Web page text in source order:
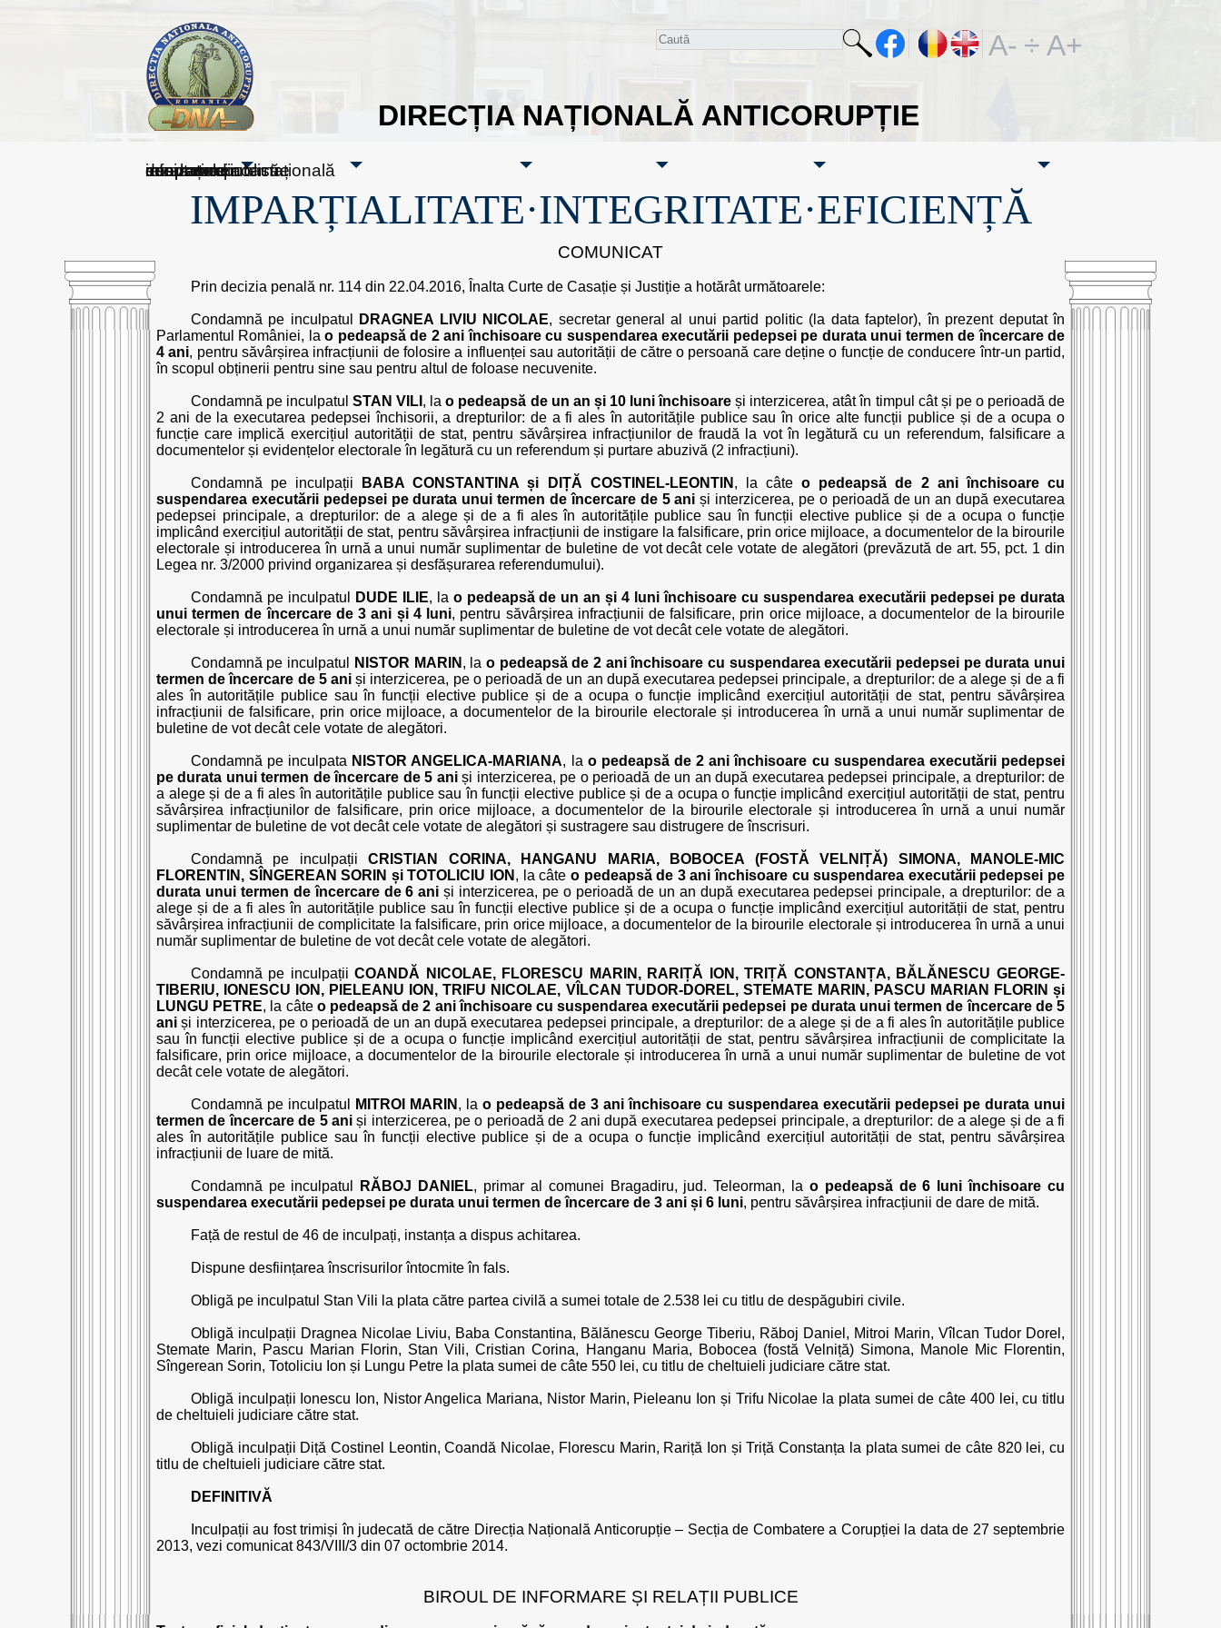
DIRECȚIA NAȚIONALĂ ANTICORUPȚIE
A- ÷ A+
sesizați-ne
despre noi
rezultatele noastre
mass media
informare publică
cooperare internațională
IMPARȚIALITATE·INTEGRITATE·EFICIENȚĂ
COMUNICAT
Prin decizia penală nr. 114 din 22.04.2016, Înalta Curte de Casație și Justiție a hotărât următoarele:
Condamnă pe inculpatul DRAGNEA LIVIU NICOLAE, secretar general al unui partid politic (la data faptelor), în prezent deputat în
Parlamentul României, lao pedeapsă de 2 ani închisoare cu suspendarea executării pedepsei pe durata unui termen de încercare de
4 ani, pentru săvârșirea infracțiunii de folosire a influenței sau autorității de către o persoană care deține o funcție de conducere într-un partid,
în scopul obținerii pentru sine sau pentru altul de foloase necuvenite.
Condamnă pe inculpatulSTAN VILI , lao pedeapsă de un an și 10 luni închisoare și interzicerea, atât în timpul cât și pe o perioadă de
2 ani de la executarea pedepsei închisorii, a drepturilor: de a fi ales în autoritățile publice sau în orice alte funcții publice și de a ocupa o
funcție care implică exercițiul autorității de stat, pentru săvârșirea infracțiunilor de fraudă la vot în legătură cu un referendum, falsificare a
documentelor și evidențelor electorale în legătură cu un referendum și purtare abuzivă (2 infracțiuni).
Condamnă pe inculpații BABA CONSTANTINA și DIȚĂ COSTINEL-LEONTIN , la câteo pedeapsă de 2 ani închisoare cu
suspendarea executării pedepsei pe durata unui termen de încercare de 5 ani și interzicerea, pe o perioadă de un an după executarea
pedepsei principale, a drepturilor: de a alege și de a fi ales în autoritățile publice sau în funcții elective publice și de a ocupa o funcție
implicând exercițiul autorității de stat, pentru săvârșirea infracțiunii de instigare la falsificare, prin orice mijloace, a documentelor de la birourile
electorale și introducerea în urnă a unui număr suplimentar de buletine de vot decât cele votate de alegători (prevăzută de art. 55, pct. 1 din
Legea nr. 3/2000 privind organizarea și desfășurarea referendumului).
Condamnă pe inculpatul DUDE ILIE, la o pedeapsă de un an și 4 luni închisoare cu suspendarea executării pedepsei pe durata
unui termen de încercare de 3 ani și 4 luni, pentru săvârșirea infracțiunii de falsificare, prin orice mijloace, a documentelor de la birourile
electorale și introducerea în urnă a unui număr suplimentar de buletine de vot decât cele votate de alegători.
Condamnă pe inculpatul NISTOR MARIN , la o pedeapsă de 2 ani închisoare cu suspendarea executării pedepsei pe durata unui
termen de încercare de 5 aniși interzicerea, pe o perioadă de un an după executarea pedepsei principale, a drepturilor: de a alege și de a fi
ales în autoritățile publice sau în funcții elective publice și de a ocupa o funcție implicând exercițiul autorității de stat, pentru săvârșirea
infracțiunii de falsificare, prin orice mijloace, a documentelor de la birourile electorale și introducerea în urnă a unui număr suplimentar de
buletine de vot decât cele votate de alegători.
Condamnă pe inculpata NISTOR ANGELICA-MARIANA, la o pedeapsă de 2 ani închisoare cu suspendarea executării pedepsei
pe durata unui termen de încercare de 5 aniși interzicerea, pe o perioadă de un an după executarea pedepsei principale, a drepturilor: de
a alege și de a fi ales în autoritățile publice sau în funcții elective publice și de a ocupa o funcție implicând exercițiul autorității de stat, pentru
săvârșirea infracțiunilor de falsificare, prin orice mijloace, a documentelor de la birourile electorale și introducerea în urnă a unui număr
suplimentar de buletine de vot decât cele votate de alegători și sustragere sau distrugere de înscrisuri.
Condamnă pe inculpațiiCRISTIAN CORINA, HANGANU MARIA, BOBOCEA (FOSTĂ VELNIȚĂ) SIMONA, MANOLE-MIC
FLORENTIN, SÎNGEREAN SORIN și TOTOLICIU ION , la câte o pedeapsă de 3 ani închisoare cu suspendarea executării pedepsei pe
durata unui termen de încercare de 6 ani și interzicerea, pe o perioadă de un an după executarea pedepsei principale, a drepturilor: de a
alege și de a fi ales în autoritățile publice sau în funcții elective publice și de a ocupa o funcție implicând exercițiul autorității de stat, pentru
săvârșirea infracțiunii de complicitate la falsificare, prin orice mijloace, a documentelor de la birourile electorale și introducerea în urnă a unui
număr suplimentar de buletine de vot decât cele votate de alegători.
Condamnă pe inculpațiiCOANDĂ NICOLAE, FLORESCU MARIN, RARIȚĂ ION, TRIȚĂ CONSTANȚA, BĂLĂNESCU GEORGE-
TIBERIU, IONESCU ION, PIELEANU ION, TRIFU NICOLAE, VÎLCAN TUDOR-DOREL, STEMATE MARIN, PASCU MARIAN FLORIN și
LUNGU PETRE, la câte o pedeapsă de 2 ani închisoare cu suspendarea executării pedepsei pe durata unui termen de încercare de 5
ani și interzicerea, pe o perioadă de un an după executarea pedepsei principale, a drepturilor: de a alege și de a fi ales în autoritățile publice
sau în funcții elective publice și de a ocupa o funcție implicând exercițiul autorității de stat, pentru săvârșirea infracțiunii de complicitate la
falsificare, prin orice mijloace, a documentelor de la birourile electorale și introducerea în urnă a unui număr suplimentar de buletine de vot
decât cele votate de alegători.
Condamnă pe inculpatul MITROI MARIN , la o pedeapsă de 3 ani închisoare cu suspendarea executării pedepsei pe durata unui
termen de încercare de 5 aniși interzicerea, pe o perioadă de 2 ani după executarea pedepsei principale, a drepturilor: de a alege și de a fi
ales în autoritățile publice sau în funcții elective publice și de a ocupa o funcție implicând exercițiul autorității de stat, pentru săvârșirea
infracțiunii de luare de mită.
Condamnă pe inculpatul RĂBOJ DANIEL, primar al comunei Bragadiru, jud. Teleorman, la o pedeapsă de 6 luni închisoare cu
suspendarea executării pedepsei pe durata unui termen de încercare de 3 ani și 6 luni, pentru săvârșirea infracțiunii de dare de mită.
Față de restul de 46 de inculpați, instanța a dispus achitarea.
Dispune desființarea înscrisurilor întocmite în fals.
Obligă pe inculpatul Stan Vili la plata către partea civilă a sumei totale de 2.538 lei cu titlu de despăgubiri civile.
Obligă inculpații Dragnea Nicolae Liviu, Baba Constantina, Bălănescu George Tiberiu, Răboj Daniel, Mitroi Marin, Vîlcan Tudor Dorel,
Stemate Marin, Pascu Marian Florin, Stan Vili, Cristian Corina, Hanganu Maria, Bobocea (fostă Velniță) Simona, Manole Mic Florentin,
Sîngerean Sorin, Totoliciu Ion și Lungu Petre la plata sumei de câte 550 lei, cu titlu de cheltuieli judiciare către stat.
Obligă inculpații Ionescu Ion, Nistor Angelica Mariana, Nistor Marin, Pieleanu Ion și Trifu Nicolae la plata sumei de câte 400 lei, cu titlu
de cheltuieli judiciare către stat.
Obligă inculpații Diță Costinel Leontin, Coandă Nicolae, Florescu Marin, Rariță Ion și Triță Constanța la plata sumei de câte 820 lei, cu
titlu de cheltuieli judiciare către stat.
DEFINITIVĂ
Inculpații au fost trimiși în judecată de către Direcția Națională Anticorupție – Secția de Combatere a Corupției la data de 27 septembrie
2013, vezi comunicat 843/VIII/3 din 07 octombrie 2014.
BIROUL DE INFORMARE ȘI RELAȚII PUBLICE